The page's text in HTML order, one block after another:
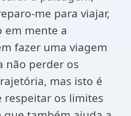
me para viajar,
em mente a
fazer uma viagem
não perder os
mas isto é
respeitar os limites